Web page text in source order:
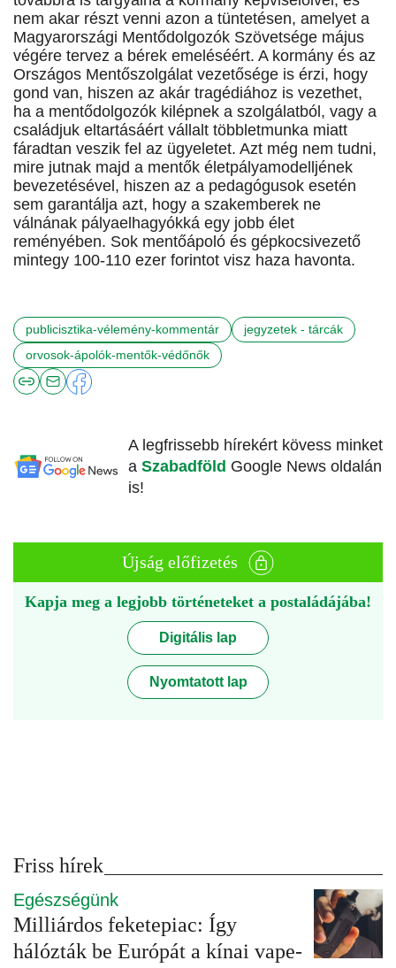
nem akar részt venni azon a tüntetésen, amelyet a
Magyarországi Mentődolgozók Szövetsége május
végére tervez a bérek emeléséért. A kormány és az
Országos Mentőszolgálat vezetősége is érzi, hogy
gond van, hiszen az akár tragédiához is vezethet,
ha a mentődolgozók kilépnek a szolgálatból, vagy a
családjuk eltartásáért vállalt többletmunka miatt
fáradtan veszik fel az ügyeletet. Azt még nem tudni,
mire jutnak majd a mentők életpályamodelljének
bevezetésével, hiszen az a pedagógusok esetén
sem garantálja azt, hogy a szakemberek ne
válnának pályaelhagyókká egy jobb élet
reményében. Sok mentőápoló és gépkocsivezető
mintegy 100-110 ezer forintot visz haza havonta.
publicisztika-vélemény-kommentár
jegyzetek - tárcák
orvosok-ápolók-mentők-védőnők
A legfrissebb hírekért kövess minket
a Szabadföld Google News oldalán
is!
Újság előfizetés
Kapja meg a legjobb történeteket a postaládájába!
Digitális lap
Nyomtatott lap
Friss hírek
Egészségünk
Milliárdos feketepiac: Így
hálózták be Európát a kínai vape-